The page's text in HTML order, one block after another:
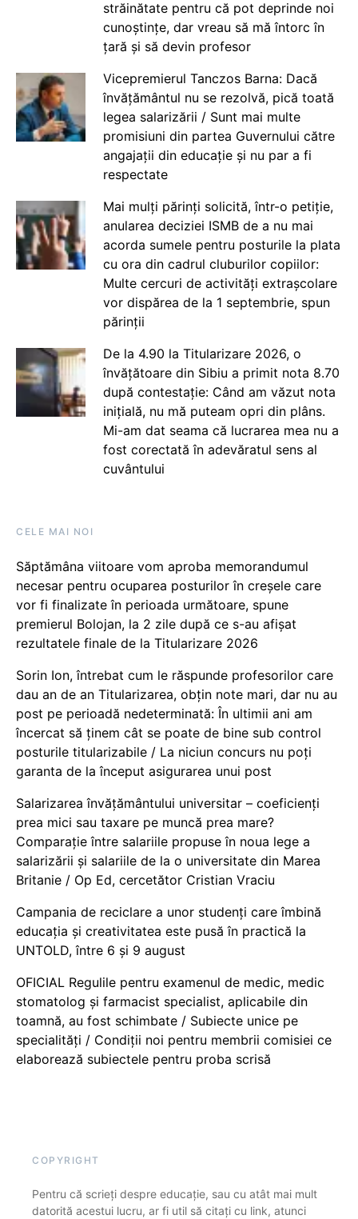
străinătate pentru că pot deprinde noi
cunoștințe, dar vreau să mă întorc în
țară și să devin profesor
Vicepremierul Tanczos Barna: Dacă
învățământul nu se rezolvă, pică toată
legea salarizării / Sunt mai multe
promisiuni din partea Guvernului către
angajații din educație și nu par a fi
respectate
Mai mulți părinți solicită, într-o petiție,
anularea deciziei ISMB de a nu mai
acorda sumele pentru posturile la plata
cu ora din cadrul cluburilor copiilor:
Multe cercuri de activități extrașcolare
vor dispărea de la 1 septembrie, spun
părinții
De la 4.90 la Titularizare 2026, o
învățătoare din Sibiu a primit nota 8.70
după contestație: Când am văzut nota
inițială, nu mă puteam opri din plâns.
Mi-am dat seama că lucrarea mea nu a
fost corectată în adevăratul sens al
cuvântului
CELE MAI NOI
Săptămâna viitoare vom aproba memorandumul
necesar pentru ocuparea posturilor în creșele care
vor fi finalizate în perioada următoare, spune
premierul Bolojan, la 2 zile după ce s-au afișat
rezultatele finale de la Titularizare 2026
Sorin Ion, întrebat cum le răspunde profesorilor care
dau an de an Titularizarea, obțin note mari, dar nu au
post pe perioadă nedeterminată: În ultimii ani am
încercat să ținem cât se poate de bine sub control
posturile titularizabile / La niciun concurs nu poți
garanta de la început asigurarea unui post
Salarizarea învățământului universitar – coeficienți
prea mici sau taxare pe muncă prea mare?
Comparație între salariile propuse în noua lege a
salarizării și salariile de la o universitate din Marea
Britanie / Op Ed, cercetător Cristian Vraciu
Campania de reciclare a unor studenți care îmbină
educația și creativitatea este pusă în practică la
UNTOLD, între 6 și 9 august
OFICIAL Regulile pentru examenul de medic, medic
stomatolog și farmacist specialist, aplicabile din
toamnă, au fost schimbate / Subiecte unice pe
specialități / Condiții noi pentru membrii comisiei ce
elaborează subiectele pentru proba scrisă
COPYRIGHT
Pentru că scrieți despre educație, sau cu atât mai mult
datorită acestui lucru, ar fi util să citați cu link, atunci